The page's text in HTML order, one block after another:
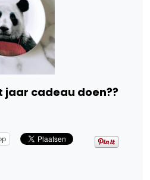
cadeau doen??